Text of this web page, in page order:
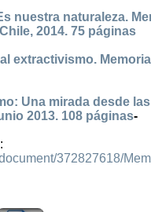
nuestra naturaleza.
2014. 75 páginas
extractivismo.
Una mirada desde
2013. 108 páginas-
372827618/